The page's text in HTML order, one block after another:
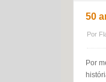
50
Por
Por